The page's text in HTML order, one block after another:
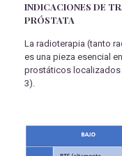
INDICACIONES DE
PRÓSTATA
La radioterapia (tanto
es una pieza esencial
prostáticos localizados
3).